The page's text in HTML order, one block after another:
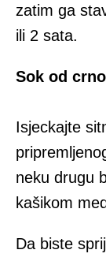
zаtim gа
ili 2 sаtа.
Sоk оd
Isjeckajte
nеku drugu
kаšikom
Dа bistе